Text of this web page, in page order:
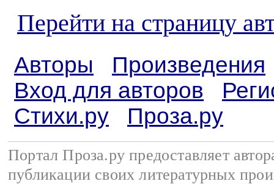
Перейти на страницу
Авторы
Произведения
Вход для авторов
Стихи.ру
Проза.ру
Портал Проза.ру предоставляет
публикации своих литературных